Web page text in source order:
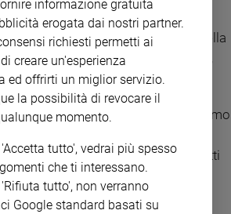
più persone convinte che l’unico
qualcosa a qualcun altro. Quella
di un’idea di convivenza,
Nessuno si senta escluso».
una pronta guarigione speriamo
chi è chiamato a gestire questa
la Milan col coeur in man che tutti
informazione gratuita
erogata dai nostri partner.
richiesti permetti ai
creare un'esperienza
ed offrirti un miglior servizio.
la possibilità di revocare il
momento.
tutto', vedrai più spesso
che ti interessano.
tutto', non verranno
Google standard basati su